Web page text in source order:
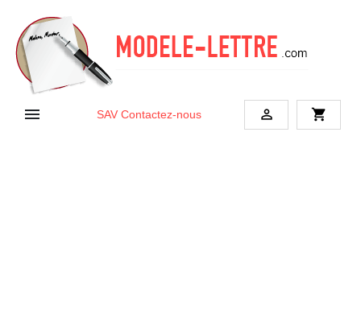
 SAV Contactez-nous  shopping_cart